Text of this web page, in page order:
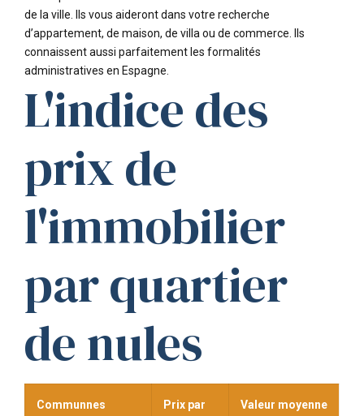
de la ville. Ils vous aideront dans votre recherche
d’appartement, de maison, de villa ou de commerce. Ils
connaissent aussi parfaitement les formalités
administratives en Espagne.
L'indice des
prix de
l'immobilier
par quartier
de nules
Communnes
Prix par
Valeur moyenne